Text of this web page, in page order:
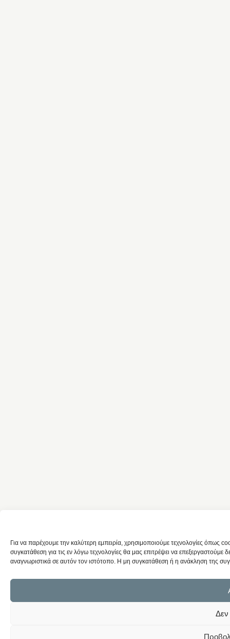
Για να παρέχουμε την καλύτερη εμπειρία, χρησιμοποιούμε τεχνολογίες
συγκατάθεση για τις εν λόγω τεχνολογίες θα μας επιτρέψει να
αναγνωριστικά σε αυτόν τον ιστότοπο. Η μη συγκατάθεση ή η ανάκληση της
Δεν